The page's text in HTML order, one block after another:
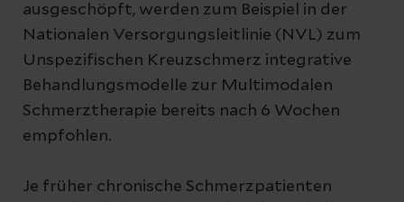
ausgeschöpft, werden zum Beispiel in der
Nationalen Versorgungsleitlinie (NVL) zum
Unspezifischen Kreuzschmerz integrative
Behandlungsmodelle zur Multimodalen
Schmerztherapie bereits nach 6 Wochen
empfohlen.
Je früher chronische Schmerzpatienten